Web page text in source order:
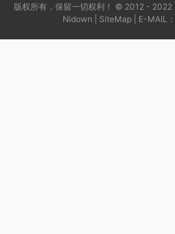
版权所有，保留一切权利！ © 2012 - 2022 |
Nidown
SiteMap | E-MAIL：